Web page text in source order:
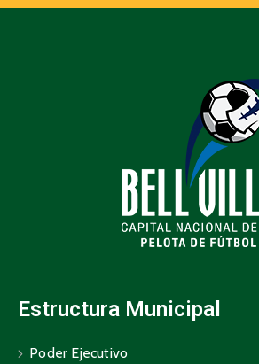
Estructura Municipal
Poder Ejecutivo